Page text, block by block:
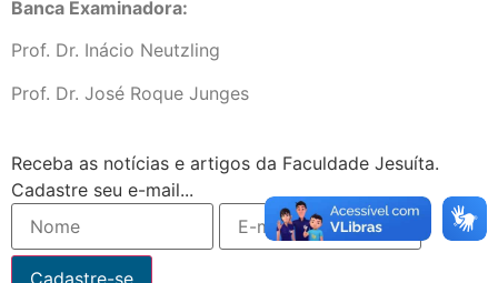
Banca Examinadora:
Prof. Dr. Inácio Neutzling
Prof. Dr. José Roque Junges
Receba as notícias e artigos da Faculdade Jesuíta.
Cadastre seu e-mail...